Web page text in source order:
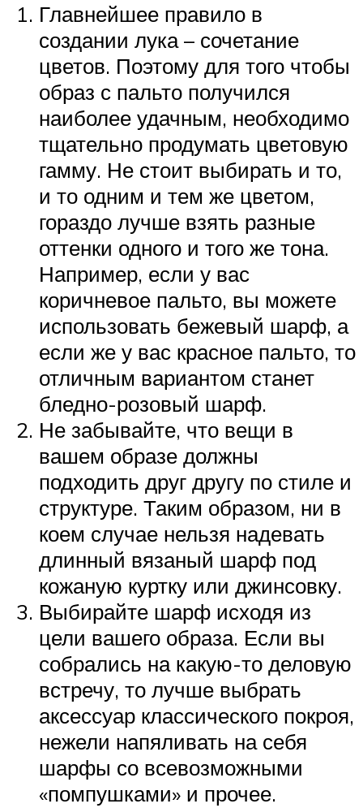
Главнейшее правило в
создании лука – сочетание
цветов. Поэтому для того чтобы
образ с пальто получился
наиболее удачным, необходимо
тщательно продумать цветовую
гамму. Не стоит выбирать и то,
и то одним и тем же цветом,
гораздо лучше взять разные
оттенки одного и того же тона.
Например, если у вас
коричневое пальто, вы можете
использовать бежевый шарф, а
если же у вас красное пальто, то
отличным вариантом станет
бледно-розовый шарф.
Не забывайте, что вещи в
вашем образе должны
подходить друг другу по стиле и
структуре. Таким образом, ни в
коем случае нельзя надевать
длинный вязаный шарф под
кожаную куртку или джинсовку.
Выбирайте шарф исходя из
цели вашего образа. Если вы
собрались на какую-то деловую
встречу, то лучше выбрать
аксессуар классического покроя,
нежели напяливать на себя
шарфы со всевозможными
«помпушками» и прочее.